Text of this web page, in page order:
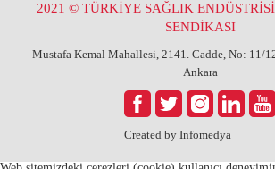
Created by Infomedya
2021 © TÜRKİYE SAĞLIK
SENDİKASI
Mustafa Kemal Mahallesi, 2141. Cadde, No: 11/
Ankara